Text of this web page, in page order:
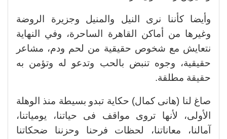
وأيضا كأننا نرى النيل والمنيل وجزيرة الروضة
وغيرها من أماكن القاهرة الساحرة، وفي النهاية
نتعايش مع شخوص حقيقية من لحم ودم، مشاعر
حقيقية، وجوه تنبض بالحب وتدعو له وتؤمن به
حقيقة مطلقة.
صاغ لنا (هانى كمال) حكاية تبدو بسيطة منذ الوهلة
الأولى، لأنها تروى مواقف فى حياتنا، يومياتنا،
آمالنا، معاناتنا، لحظات فرحنا وحزننا ضحكاتنا